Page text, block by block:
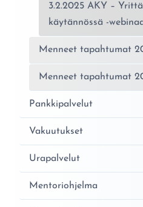
3.2.2025 AKY –
käytännössä -
Menneet tapahtumat
Menneet tapahtumat
Pankkipalvelut
Vakuutukset
Urapalvelut
Mentoriohjelma